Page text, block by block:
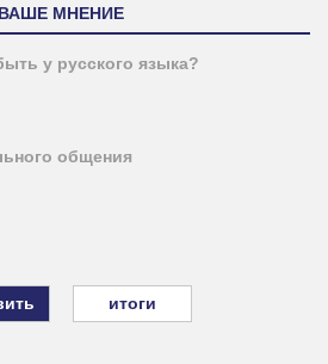
ВАШЕ МНЕНИЕ
у русского языка?
общения
итоги